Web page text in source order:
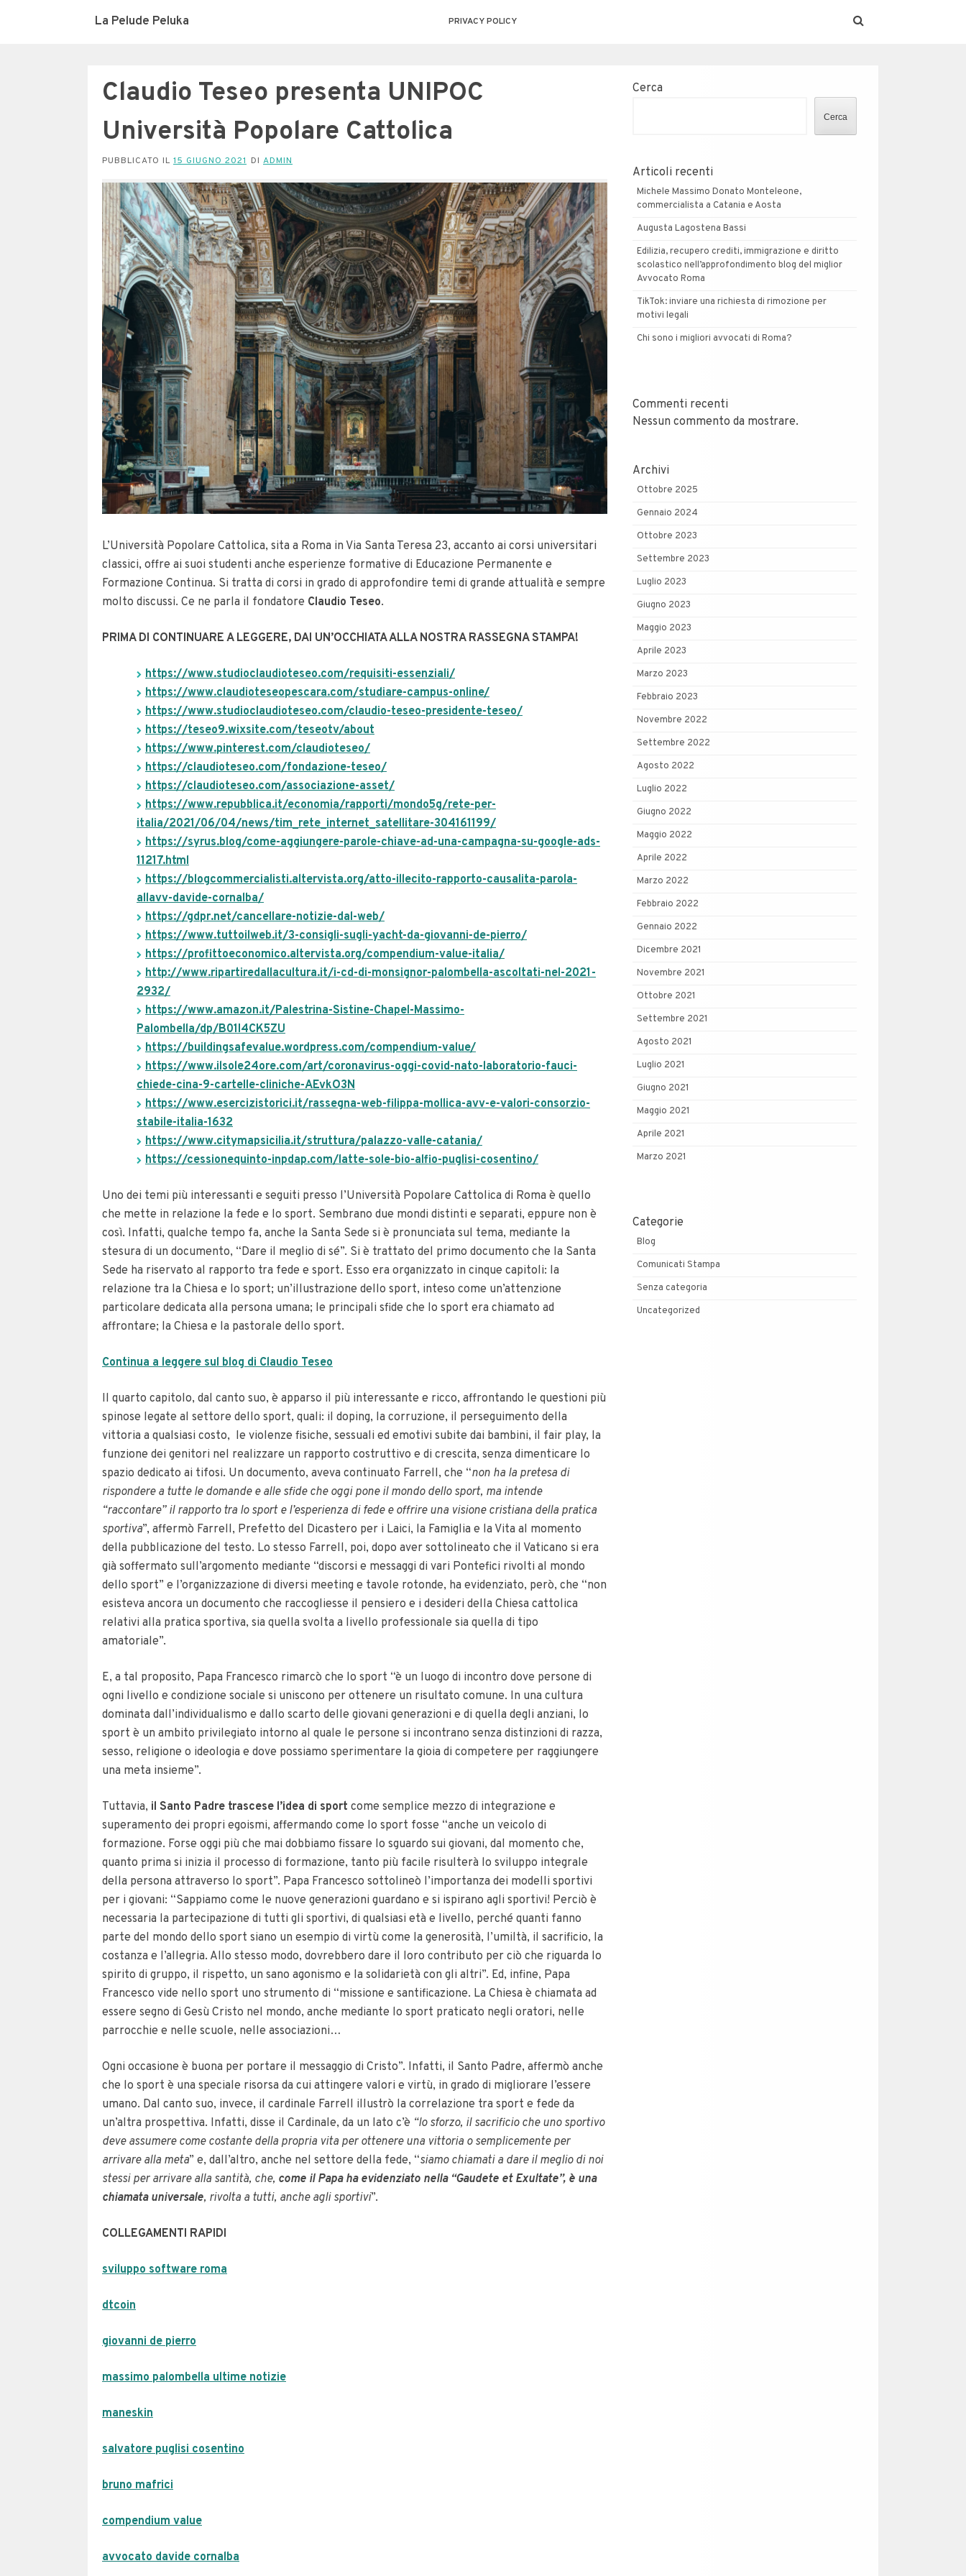
La Pelude Peluka PRIVACY POLICY
Claudio Teseo presenta UNIPOC
Università Popolare Cattolica
PUBBLICATO IL 15 GIUGNO 2021 DI ADMIN
L’Università Popolare Cattolica, sita a Roma in Via Santa Teresa 23, accanto ai corsi universitari
classici, offre ai suoi studenti anche esperienze formative di Educazione Permanente e
Formazione Continua. Si tratta di corsi in grado di approfondire temi di grande attualità e sempre
molto discussi. Ce ne parla il fondatore Claudio Teseo.
PRIMA DI CONTINUARE A LEGGERE, DAI UN’OCCHIATA ALLA NOSTRA RASSEGNA STAMPA!
https://www.studioclaudioteseo.com/requisiti-essenziali/
https://www.claudioteseopescara.com/studiare-campus-online/
https://www.studioclaudioteseo.com/claudio-teseo-presidente-teseo/
https://teseo9.wixsite.com/teseotv/about
https://www.pinterest.com/claudioteseo/
https://claudioteseo.com/fondazione-teseo/
https://claudioteseo.com/associazione-asset/
https://www.repubblica.it/economia/rapporti/mondo5g/rete-per-
italia/2021/06/04/news/tim_rete_internet_satellitare-304161199/
https://syrus.blog/come-aggiungere-parole-chiave-ad-una-campagna-su-google-ads-
11217.html
https://blogcommercialisti.altervista.org/atto-illecito-rapporto-causalita-parola-
allavv-davide-cornalba/
https://gdpr.net/cancellare-notizie-dal-web/
https://www.tuttoilweb.it/3-consigli-sugli-yacht-da-giovanni-de-pierro/
https://profittoeconomico.altervista.org/compendium-value-italia/
http://www.ripartiredallacultura.it/i-cd-di-monsignor-palombella-ascoltati-nel-2021-
2932/
https://www.amazon.it/Palestrina-Sistine-Chapel-Massimo-
Palombella/dp/B01I4CK5ZU
https://buildingsafevalue.wordpress.com/compendium-value/
https://www.ilsole24ore.com/art/coronavirus-oggi-covid-nato-laboratorio-fauci-
chiede-cina-9-cartelle-cliniche-AEvkO3N
https://www.esercizistorici.it/rassegna-web-filippa-mollica-avv-e-valori-consorzio-
stabile-italia-1632
https://www.citymapsicilia.it/struttura/palazzo-valle-catania/
https://cessionequinto-inpdap.com/latte-sole-bio-alfio-puglisi-cosentino/
Uno dei temi più interessanti e seguiti presso l’Università Popolare Cattolica di Roma è quello
che mette in relazione la fede e lo sport. Sembrano due mondi distinti e separati, eppure non è
così. Infatti, qualche tempo fa, anche la Santa Sede si è pronunciata sul tema, mediante la
stesura di un documento, “Dare il meglio di sé”. Si è trattato del primo documento che la Santa
Sede ha riservato al rapporto tra fede e sport. Esso era organizzato in cinque capitoli: la
relazione tra la Chiesa e lo sport; un’illustrazione dello sport, inteso come un’attenzione
particolare dedicata alla persona umana; le principali sfide che lo sport era chiamato ad
affrontare; la Chiesa e la pastorale dello sport.
Continua a leggere sul blog di Claudio Teseo
Il quarto capitolo, dal canto suo, è apparso il più interessante e ricco, affrontando le questioni più
spinose legate al settore dello sport, quali: il doping, la corruzione, il perseguimento della
vittoria a qualsiasi costo, le violenze fisiche, sessuali ed emotivi subite dai bambini, il fair play, la
funzione dei genitori nel realizzare un rapporto costruttivo e di crescita, senza dimenticare lo
spazio dedicato ai tifosi. Un documento, aveva continuato Farrell, che “non ha la pretesa di
rispondere a tutte le domande e alle sfide che oggi pone il mondo dello sport, ma intende
“raccontare” il rapporto tra lo sport e l’esperienza di fede e offrire una visione cristiana della pratica
sportiva”, affermò Farrell, Prefetto del Dicastero per i Laici, la Famiglia e la Vita al momento
della pubblicazione del testo. Lo stesso Farrell, poi, dopo aver sottolineato che il Vaticano si era
già soffermato sull’argomento mediante “discorsi e messaggi di vari Pontefici rivolti al mondo
dello sport” e l’organizzazione di diversi meeting e tavole rotonde, ha evidenziato, però, che “non
esisteva ancora un documento che raccogliesse il pensiero e i desideri della Chiesa cattolica
relativi alla pratica sportiva, sia quella svolta a livello professionale sia quella di tipo
amatoriale”.
E, a tal proposito, Papa Francesco rimarcò che lo sport “è un luogo di incontro dove persone di
ogni livello e condizione sociale si uniscono per ottenere un risultato comune. In una cultura
dominata dall’individualismo e dallo scarto delle giovani generazioni e di quella degli anziani, lo
sport è un ambito privilegiato intorno al quale le persone si incontrano senza distinzioni di razza,
sesso, religione o ideologia e dove possiamo sperimentare la gioia di competere per raggiungere
una meta insieme”.
Tuttavia, il Santo Padre trascese l’idea di sport come semplice mezzo di integrazione e
superamento dei propri egoismi, affermando come lo sport fosse “anche un veicolo di
formazione. Forse oggi più che mai dobbiamo fissare lo sguardo sui giovani, dal momento che,
quanto prima si inizia il processo di formazione, tanto più facile risulterà lo sviluppo integrale
della persona attraverso lo sport”. Papa Francesco sottolineò l’importanza dei modelli sportivi
per i giovani: “Sappiamo come le nuove generazioni guardano e si ispirano agli sportivi! Perciò è
necessaria la partecipazione di tutti gli sportivi, di qualsiasi età e livello, perché quanti fanno
parte del mondo dello sport siano un esempio di virtù come la generosità, l’umiltà, il sacrificio, la
costanza e l’allegria. Allo stesso modo, dovrebbero dare il loro contributo per ciò che riguarda lo
spirito di gruppo, il rispetto, un sano agonismo e la solidarietà con gli altri”. Ed, infine, Papa
Francesco vide nello sport uno strumento di “missione e santificazione. La Chiesa è chiamata ad
essere segno di Gesù Cristo nel mondo, anche mediante lo sport praticato negli oratori, nelle
parrocchie e nelle scuole, nelle associazioni…
Ogni occasione è buona per portare il messaggio di Cristo”. Infatti, il Santo Padre, affermò anche
che lo sport è una speciale risorsa da cui attingere valori e virtù, in grado di migliorare l’essere
umano. Dal canto suo, invece, il cardinale Farrell illustrò la correlazione tra sport e fede da
un’altra prospettiva. Infatti, disse il Cardinale, da un lato c’è “lo sforzo, il sacrificio che uno sportivo
deve assumere come costante della propria vita per ottenere una vittoria o semplicemente per
arrivare alla meta” e, dall’altro, anche nel settore della fede, “siamo chiamati a dare il meglio di noi
stessi per arrivare alla santità, che, come il Papa ha evidenziato nella “Gaudete et Exultate”, è una
chiamata universale, rivolta a tutti, anche agli sportivi”.
COLLEGAMENTI RAPIDI
sviluppo software roma
dtcoin
giovanni de pierro
massimo palombella ultime notizie
maneskin
salvatore puglisi cosentino
bruno mafrici
compendium value
avvocato davide cornalba
Cerca
Cerca
Articoli recenti
Michele Massimo Donato Monteleone,
commercialista a Catania e Aosta
Augusta Lagostena Bassi
Edilizia, recupero crediti, immigrazione e diritto
scolastico nell’approfondimento blog del miglior
Avvocato Roma
TikTok: inviare una richiesta di rimozione per
motivi legali
Chi sono i migliori avvocati di Roma?
Commenti recenti
Nessun commento da mostrare.
Archivi
Ottobre 2025
Gennaio 2024
Ottobre 2023
Settembre 2023
Luglio 2023
Giugno 2023
Maggio 2023
Aprile 2023
Marzo 2023
Febbraio 2023
Novembre 2022
Settembre 2022
Agosto 2022
Luglio 2022
Giugno 2022
Maggio 2022
Aprile 2022
Marzo 2022
Febbraio 2022
Gennaio 2022
Dicembre 2021
Novembre 2021
Ottobre 2021
Settembre 2021
Agosto 2021
Luglio 2021
Giugno 2021
Maggio 2021
Aprile 2021
Marzo 2021
Categorie
Blog
Comunicati Stampa
Senza categoria
Uncategorized